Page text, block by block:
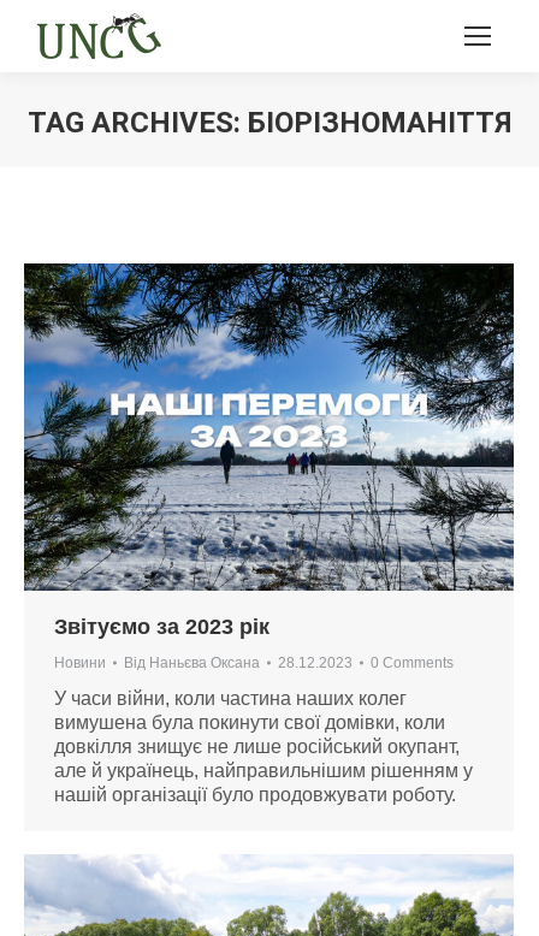
TAG ARCHIVES: БІОРІЗНОМАНІТТЯ
Звітуємо за 2023 рік
Новини Від Наньєва Оксана 28.12.2023 0 Comments
У часи війни, коли частина наших колег
вимушена була покинути свої домівки, коли
довкілля знищує не лише російський окупант,
але й українець, найправильнішим рішенням у
нашій організації було продовжувати роботу.